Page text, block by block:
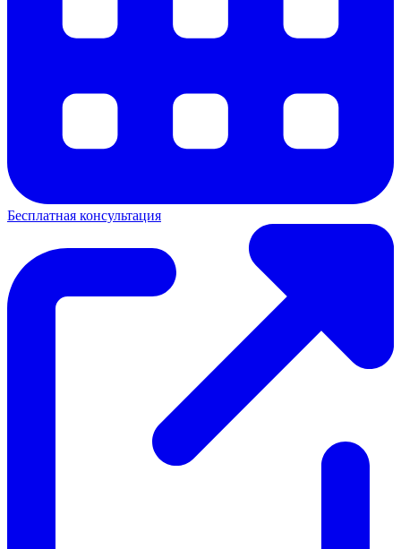
Бесплатная консультация